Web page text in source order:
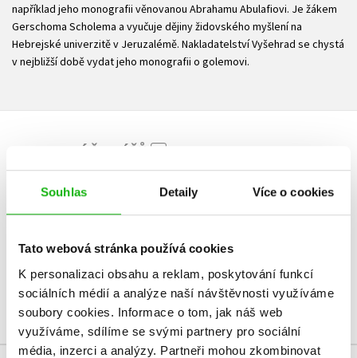
Souhlas Detaily Více o cookies
Tato webová stránka používá cookies
K personalizaci obsahu a reklam, poskytování funkcí
sociálních médií a analýze naší návštěvnosti využíváme
soubory cookies. Informace o tom, jak náš web
využíváme, sdílíme se svými partnery pro sociální
média, inzerci a analýzy. Partneři mohou zkombinovat
například jeho monografii věnovanou Abrahamu Abulafiovi. Je žákem
Gerschoma Scholema a vyučuje dějiny židovského myšlení na
Hebrejské univerzitě v Jeruzalémě. Nakladatelství Vyšehrad se chystá
v nejbližší době vydat jeho monografii o golemovi.
HODNOCENÍ ČTENÁŘŮ
V současné době nejsou vytvořena žádná uživatelská hodnocení.
Uživatelskou recenzi mohou vkládat pouze registrovaní uživatelé
Přihlásit